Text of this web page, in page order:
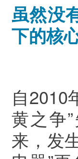
虽然没
下的核
自2010
黄之争
来，发